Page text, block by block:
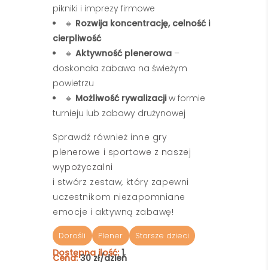
pikniki i imprezy firmowe
🔸 Rozwija koncentrację, celność i
cierpliwość
🔸 Aktywność plenerowa –
doskonała zabawa na świeżym
powietrzu
🔸 Możliwość rywalizacjiw formie
turnieju lub zabawy drużynowej
Sprawdź również inne gry
plenerowe i sportowe z naszej
wypożyczalni
i stwórz zestaw, który zapewni
uczestnikom niezapomniane
emocje i aktywną zabawę!
Dorośli Plener Starsze dzieci
Dostępna ilość:1
Cena:30 zł/dzień